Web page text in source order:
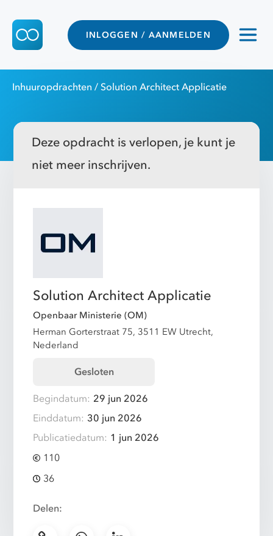
INLOGGEN / AANMELDEN
Inhuuropdrachten / Solution Architect Applicatie
Deze opdracht is verlopen, je kunt je
niet meer inschrijven.
Solution Architect Applicatie
Openbaar Ministerie (OM)
Herman Gorterstraat 75, 3511 EW Utrecht,
Nederland
Gesloten
Begindatum: 29 jun 2026
Einddatum: 30 jun 2026
Publicatiedatum: 1 jun 2026
110
36
Delen: